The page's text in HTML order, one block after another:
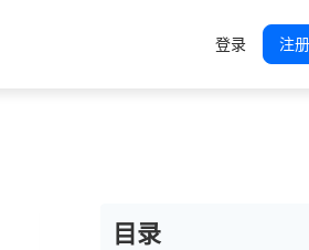
登录 注册
目录